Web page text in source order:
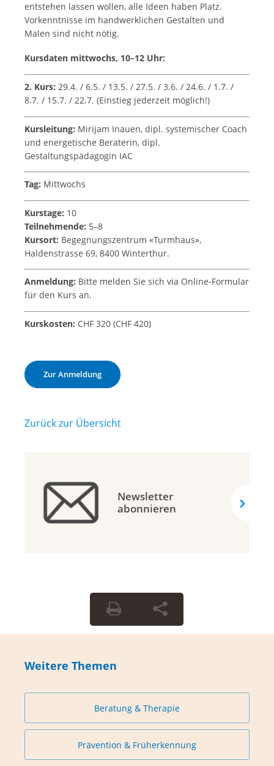
entstehen lassen wollen, alle Ideen haben Platz.
Vorkenntnisse im handwerklichen Gestalten und
Malen sind nicht nötig.
Kursdaten mittwochs, 10–12 Uhr:
2. Kurs: 29.4. / 6.5. / 13.5. / 27.5. / 3.6. / 24.6. / 1.7. /
8.7. / 15.7. / 22.7. (Einstieg jederzeit möglich!)
Kursleitung: Mirijam Inauen, dipl. systemischer Coach
und energetische Beraterin, dipl.
Gestaltungspädagogin IAC
Tag: Mittwochs
Kurstage: 10
Teilnehmende: 5–8
Kursort: Begegnungszentrum «Turmhaus»,
Haldenstrasse 69, 8400 Winterthur.
Anmeldung: Bitte melden Sie sich via Online-Formular
für den Kurs an.
Kurskosten: CHF 320 (CHF 420)
Zur Anmeldung
Zurück zur Übersicht
Newsletter
abonnieren
Weitere Themen
Beratung & Therapie
Prävention & Früherkennung